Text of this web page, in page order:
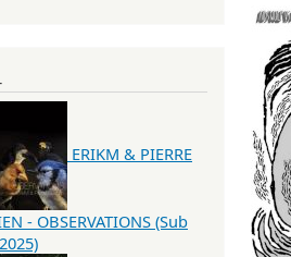
ERIKM & PIERRE
- OBSERVATIONS (Sub